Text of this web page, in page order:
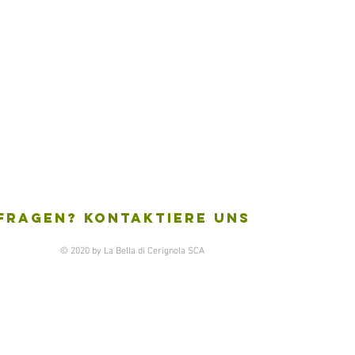
FRAGEN? Kontaktiere uns
© 2020 by La Bella di Cerignola SCA